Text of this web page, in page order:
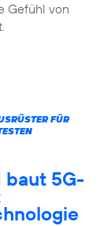
Gefühl von
FÜR
baut 5G-